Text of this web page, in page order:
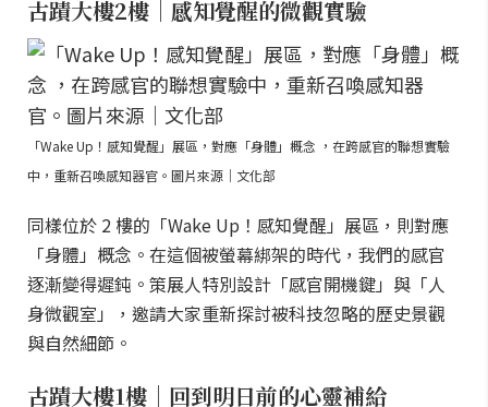
古蹟大樓2樓｜感知覺醒的微觀實驗
「Wake Up！感知覺醒」展區，對應「身體」概念 ，在跨感官的聯想實驗
中，重新召喚感知器官。圖片來源｜文化部
同樣位於 2 樓的「Wake Up！感知覺醒」展區，則對應
「身體」概念。在這個被螢幕綁架的時代，我們的感官
逐漸變得遲鈍。策展人特別設計「感官開機鍵」與「人
身微觀室」，邀請大家重新探討被科技忽略的歷史景觀
與自然細節。
古蹟大樓1樓｜回到明日前的心靈補給